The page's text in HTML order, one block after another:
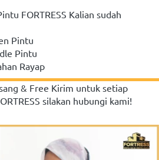
FORTRESS Kalian sudah
Pintu
Pintu
Rayap
& Free Kirim untuk setiap
silakan hubungi kami!